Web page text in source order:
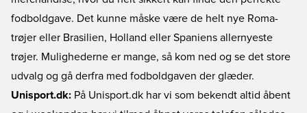
fodboldgave. Det kunne måske være de helt nye Roma-
trøjer eller Brasilien, Holland eller Spaniens allernyeste
trøjer. Mulighederne er mange, så kom ned og se det store
udvalg og gå derfra med fodboldgaven der glæder.
Unisport.dk: På Unisport.dk har vi som bekendt altid åbent